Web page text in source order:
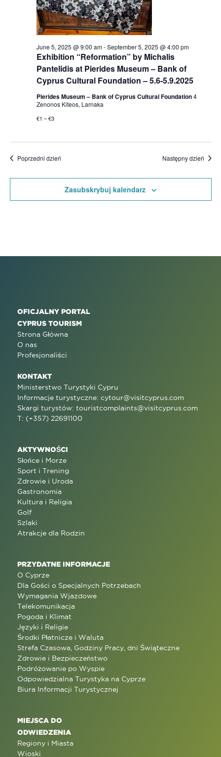
Exhibition “Reformation” by Michalis
Pantelidis at Pierides Museum – Bank of
Cyprus Cultural Foundation – 5.6-5.9.2025
June 5, 2025 @ 9:00 am-September 5, 2025 @ 4:00 pm
Pierides Museum – Bank of Cyprus Cultural Foundation4
Zenonos Kiteos, Larnaka
€1 – €3
Poprzedni dzień Następny dzień
Zasubskrybuj kalendarz
OFICJALNY PORTAL
CYPRUS TOURISM
Strona Główna
O nas
Profesjonaliści
KONTAKT
Ministerstwo Turystyki Cypru
Informacje turystyczne: cytour@visitcyprus.com
Skargi turystów: touristcomplaints@visitcyprus.com
T: (+357) 22691100
AKTYWNOŚCI
Słońce i Morze
Sport i Trening
Zdrowie i Uroda
Gastronomia
Kultura i Religia
Golf
Szlaki
Atrakcje dla Rodzin
PRZYDATNE INFORMACJE
O Cyprze
Dla Gości o Specjalnych Potrzebach
Wymagania Wjazdowe
Telekomunikacja
Pogoda i Klimat
Języki i Religie
Środki Płatnicze i Waluta
Strefa Czasowa, Godziny Pracy, dni Świąteczne
Zdrowie i Bezpieczeństwo
Podróżowanie po Wyspie
Odpowiedzialna Turystyka na Cyprze
Biura Informacji Turystycznej
MIEJSCA DO
ODWIEDZENIA
Regiony i Miasta
Wioski